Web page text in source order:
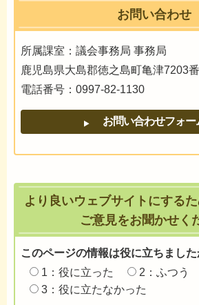
お問い合わせ
所属課室：議会事務局 事務局
鹿児島県大島郡徳之島町亀津7203
電話番号：0997-82-1130
より良いウェブサイトにする
ご意見をお聞かせく
このページの情報は役に立ちました
1：役に立った
2：ふつう
3：役に立たなかった